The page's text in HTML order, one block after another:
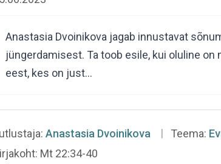
Anastasia Dvoinikova jagab innustavat
jüngerdamisest. Ta toob esile, kui oluline
eest, kes on just…
Anastasia Dvoinikova Teema:
Mt 22:34-40